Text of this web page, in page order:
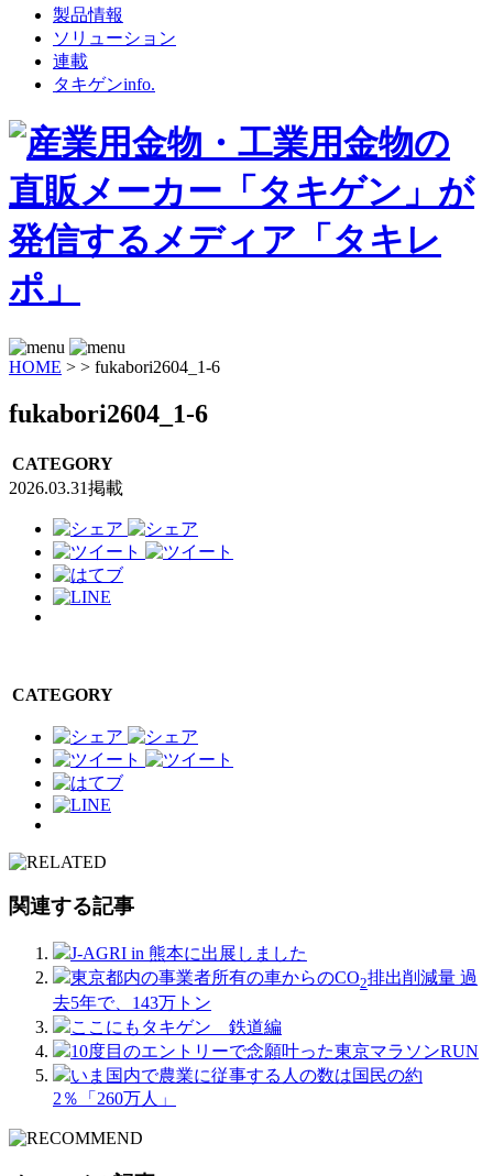
製品情報
ソリューション
連載
タキゲンinfo.
HOME > > fukabori2604_1-6
fukabori2604_1-6
CATEGORY
2026.03.31掲載
CATEGORY
関連する記事
J-AGRI in 熊本に出展しました
東京都内の事業者所有の車からのCO2排出削減量 過
去5年で、143万トン
ここにもタキゲン 鉄道編
10度目のエントリーで念願叶った東京マラソンRUN
いま国内で農業に従事する人の数は国民の約
2％「260万人」